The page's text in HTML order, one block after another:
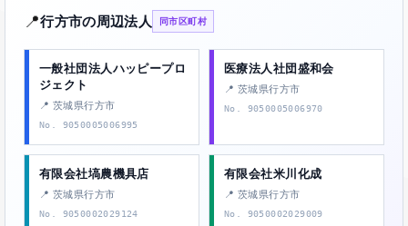
📍行方市の周辺法人 同市区町村
一般社団法人ハッピープロ
ジェクト
📍 茨城県行方市
No. 9050005006995
医療法人社団盛和会
📍 茨城県行方市
No. 9050005006970
有限会社塙農機具店
📍 茨城県行方市
No. 9050002029124
有限会社米川化成
📍 茨城県行方市
No. 9050002029009